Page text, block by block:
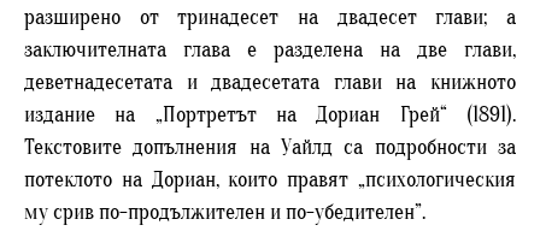
разширено от тринадесет на двадесет глави; а
заключителната глава е разделена на две глави,
деветнадесетата и двадесетата глави на книжното
издание на „Портретът на Дориан Грей“ (1891).
Текстовите допълнения на Уайлд са подробности за
потеклото на Дориан, които правят „психологическия
му срив по-продължителен и по-убедителен”.